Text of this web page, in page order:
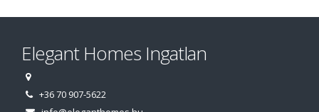
Elegant Homes Ingatlan
+36 70 907-5622